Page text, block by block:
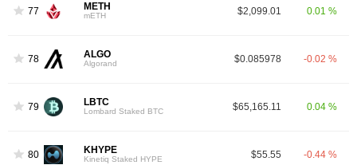
77 METH
mETH $2,099.01 0.01 %
78 ALGO
Algorand $0.085978 -0.02 %
79 LBTC
Lombard Staked BTC $65,165.11 0.04 %
80 KHYPE
Kinetiq Staked HYPE $55.55 -0.44 %